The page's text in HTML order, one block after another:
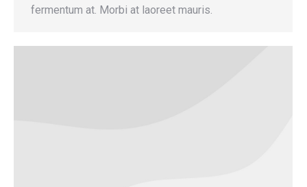
fermentum at. Morbi at laoreet mauris.